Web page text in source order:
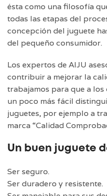
ésta como una filosofía
todas las etapas del
concepción del juguete
del pequeño consumidor.
Los expertos de AIJU
contribuir a mejorar la
trabajamos para que a
un poco más fácil
juguetes, por ejemplo a
marca “Calidad
Un buen juguete
Ser seguro.
Ser duradero y resistente.